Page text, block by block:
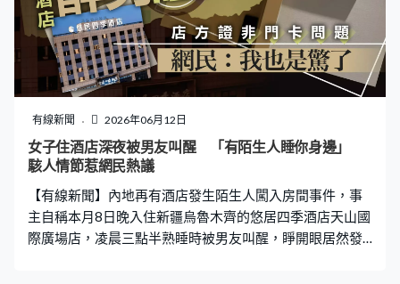
代，讓產業生態在融合中壯大，最終匯聚成推動全球機器
人產業向前發展的磅礴力量。」
有線新聞 2026年06月12日
女子住酒店深夜被男友叫醒 「有陌生人睡你身邊」
駭人情節惹網民熱議
【有線新聞】內地再有酒店發生陌生人闖入房間事件，事
主自稱本月8日晚入住新疆烏魯木齊的悠居四季酒店天山國
際廣場店，凌晨三點半熟睡時被男友叫醒，睜開眼居然發